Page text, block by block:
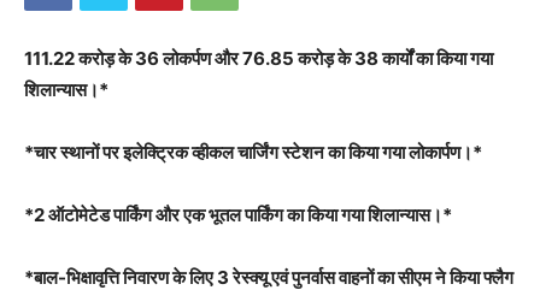
111.22 करोड़ के 36 लोकर्पण और 76.85 करोड़ के 38 कार्यों का किया गया
शिलान्यास।*
*चार स्थानों पर इलेक्ट्रिक व्हीकल चार्जिंग स्टेशन का किया गया लोकार्पण।*
*2 ऑटोमेटेड पार्किंग और एक भूतल पार्किंग का किया गया शिलान्यास।*
*बाल-भिक्षावृत्ति निवारण के लिए 3 रेस्क्यू एवं पुनर्वास वाहनों का सीएम ने किया फ्लैग